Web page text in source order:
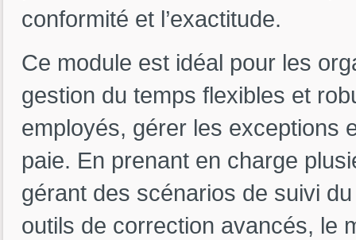
conformité et l’exactitude.
Ce module est idéal pour les
gestion du temps flexibles et
employés, gérer les exceptions
paie. En prenant en charge
gérant des scénarios de suivi
outils de correction avancés, le